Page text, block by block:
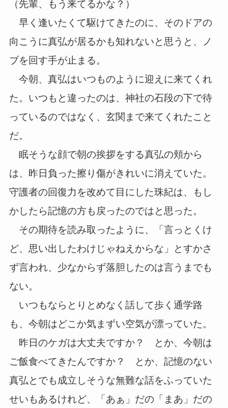
（先輩、もう来てるかな？）
早く逢いたくて駆けてきたのに、そのドアの
向こうに真弘が居るかも知れないと思うと、ノ
ブを回す手が止まる。
今朝、真弘はいつものように迎えに来てくれ
た。いつもと違ったのは、神社の石段の下で待
っているのではなく、玄関まで来てくれたこと
だ。
眠そうな顔で朝の挨拶をする真弘の頬から
は、昨日負った擦り傷がきれいに消えていた。
守護者の回復力を改めて目にした珠紀は、もし
かしたら記憶の方も戻ったのではと思った。
その期待を読み取ったように、「言っとくけ
ど、思い出したわけじゃねえからな」とすかさ
ず言われ、少なからず落胆したのは言うまでも
ない。
いつもならとりとめなく話して歩く通学路
も、今朝はどこか気まずい空気が漂っていた。
昨日のケガは大丈夫ですか？ とか、今朝は
ご飯食べてきたんですか？ とか、記憶のない
真弘とでも成立しそうな無難な話をふっていた
せいもあるけれど、「あぁ」だの「まあ」だの